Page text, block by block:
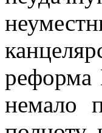
реформа
немало